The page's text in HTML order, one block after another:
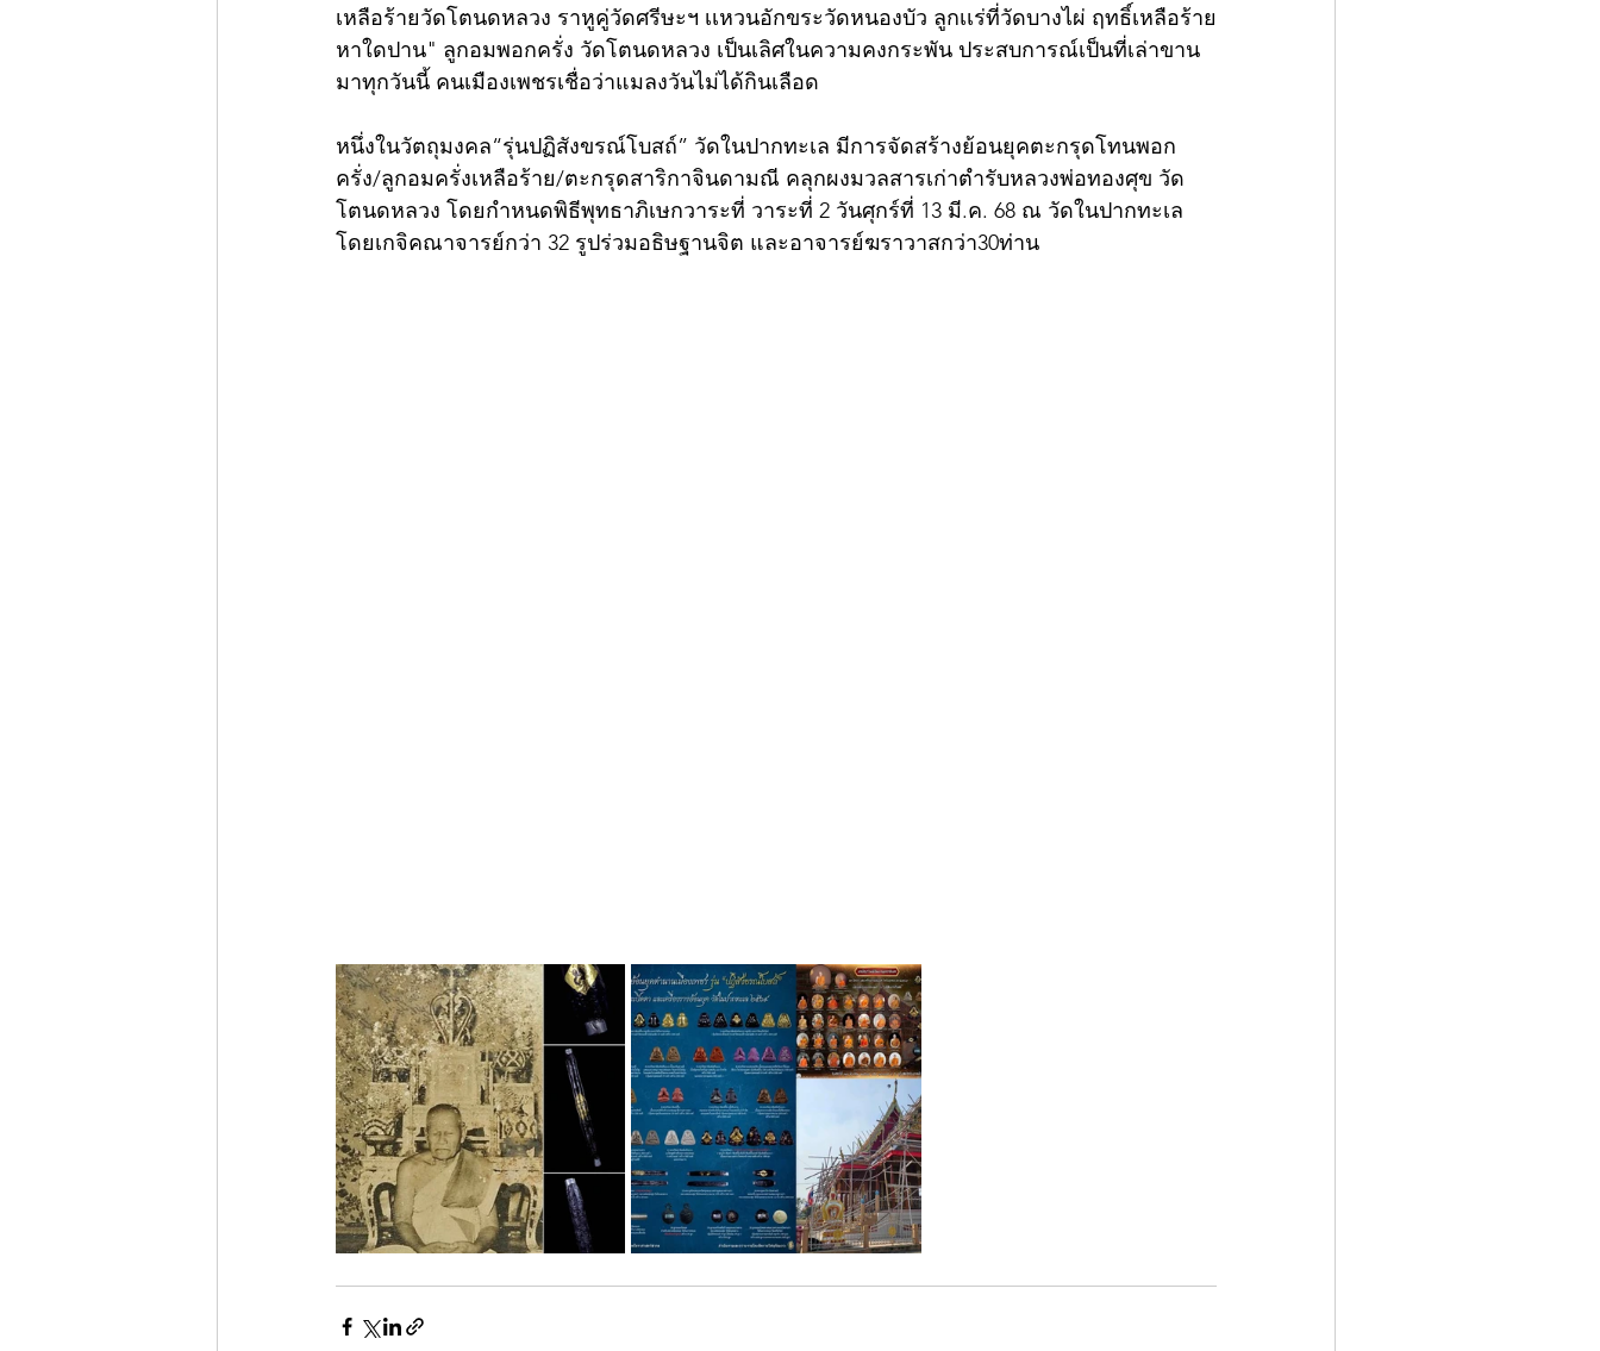
เหลือร้ายวัดโตนดหลวง ราหูคู่วัดศรีษะฯ เเหวนอักขระวัดหนองบัว ลูกเเร่ที่วัดบางไผ่ ฤทธิ์เหลือร้าย
หาใดปาน" ลูกอมพอกครั่ง วัดโตนดหลวง เป็นเลิศในความคงกระพัน ประสบการณ์เป็นที่เล่าขาน
มาทุกวันนี้ คนเมืองเพชรเชื่อว่าแมลงวันไม่ได้กินเลือด
หนึ่งในวัตถุมงคล“รุ่นปฏิสังขรณ์โบสถ์” วัดในปากทะเล มีการจัดสร้างย้อนยุคตะกรุดโทนพอก
ครั่ง/ลูกอมครั่งเหลือร้าย/ตะกรุดสาริกาจินดามณี คลุกผงมวลสารเก่าตำรับหลวงพ่อทองศุข วัด
โตนดหลวง โดยกำหนดพิธีพุทธาภิเษกวาระที่ วาระที่ 2 วันศุกร์ที่ 13 มี.ค. 68 ณ วัดในปากทะเล
โดยเกจิคณาจารย์กว่า 32 รูปร่วมอธิษฐานจิต และอาจารย์ฆราวาสกว่า30ท่าน